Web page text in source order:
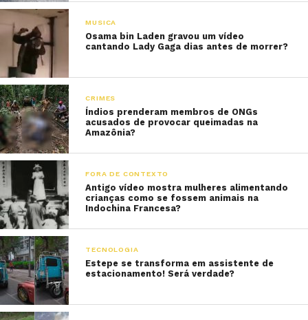
MUSICA
Osama bin Laden gravou um vídeo
cantando Lady Gaga dias antes de morrer?
CRIMES
Índios prenderam membros de ONGs
acusados de provocar queimadas na
Amazônia?
FORA DE CONTEXTO
Antigo vídeo mostra mulheres alimentando
crianças como se fossem animais na
Indochina Francesa?
TECNOLOGIA
Estepe se transforma em assistente de
estacionamento! Será verdade?